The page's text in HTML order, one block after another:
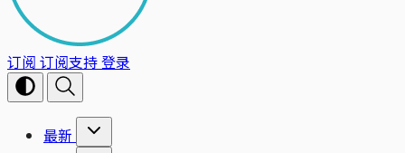
订阅 订阅支持登录
最新